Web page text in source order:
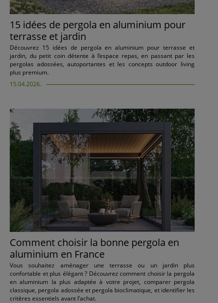
15 idées de pergola en aluminium pour
terrasse et jardin
Découvrez 15 idées de pergola en aluminium pour terrasse et
jardin, du petit coin détente à l’espace repas, en passant par les
pergolas adossées, autoportantes et les concepts outdoor living
plus premium.
15.04.2026.
Comment choisir la bonne pergola en
aluminium en France
Vous souhaitez aménager une terrasse ou un jardin plus
confortable et plus élégant ? Découvrez comment choisir la pergola
en aluminium la plus adaptée à votre projet, comparer pergola
classique, pergola adossée et pergola bioclimatique, et identifier les
critères essentiels avant l’achat.